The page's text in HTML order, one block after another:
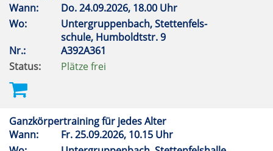
Wann:
Do.24.09.2026, 18.00 Uhr
Wo:
Untergruppenbach, Stettenfels-
schule, Humboldtstr. 9
Nr.:
A392A361
Status:
Plätze frei
Ganzkörpertraining für jedes Alter
Wann:
Fr.25.09.2026, 10.15 Uhr